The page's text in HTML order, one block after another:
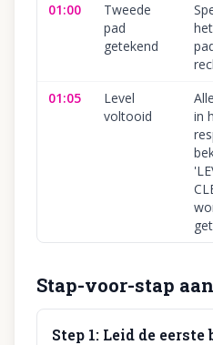
01:00
Tweede
pad
getekend
01:05
Level
voltooid
in
Stap-voor-stap
Step 1: Leid de eerste